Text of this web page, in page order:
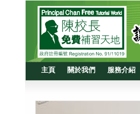
主頁 關於我們 服務介紹